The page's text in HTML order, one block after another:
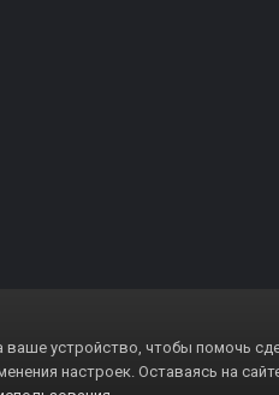
ваше устройство, чтобы помочь
настроек. Оставаясь на